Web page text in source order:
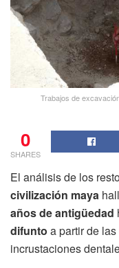
Trabajos de
0
SHARES
El análisis de los
civilización maya
años de antigüedad
difunto a partir de
incrustaciones